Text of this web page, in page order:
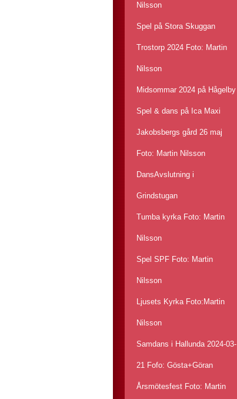
Nilsson
Spel på Stora Skuggan
Trostorp 2024 Foto: Martin
Nilsson
Midsommar 2024 på Hågelby
Spel & dans på Ica Maxi
Jakobsbergs gård 26 maj
Foto: Martin Nilsson
DansAvslutning i
Grindstugan
Tumba kyrka Foto: Martin
Nilsson
Spel SPF Foto: Martin
Nilsson
Ljusets Kyrka Foto:Martin
Nilsson
Samdans i Hallunda 2024-03-
21 Fofo: Gösta+Göran
Årsmötesfest Foto: Martin